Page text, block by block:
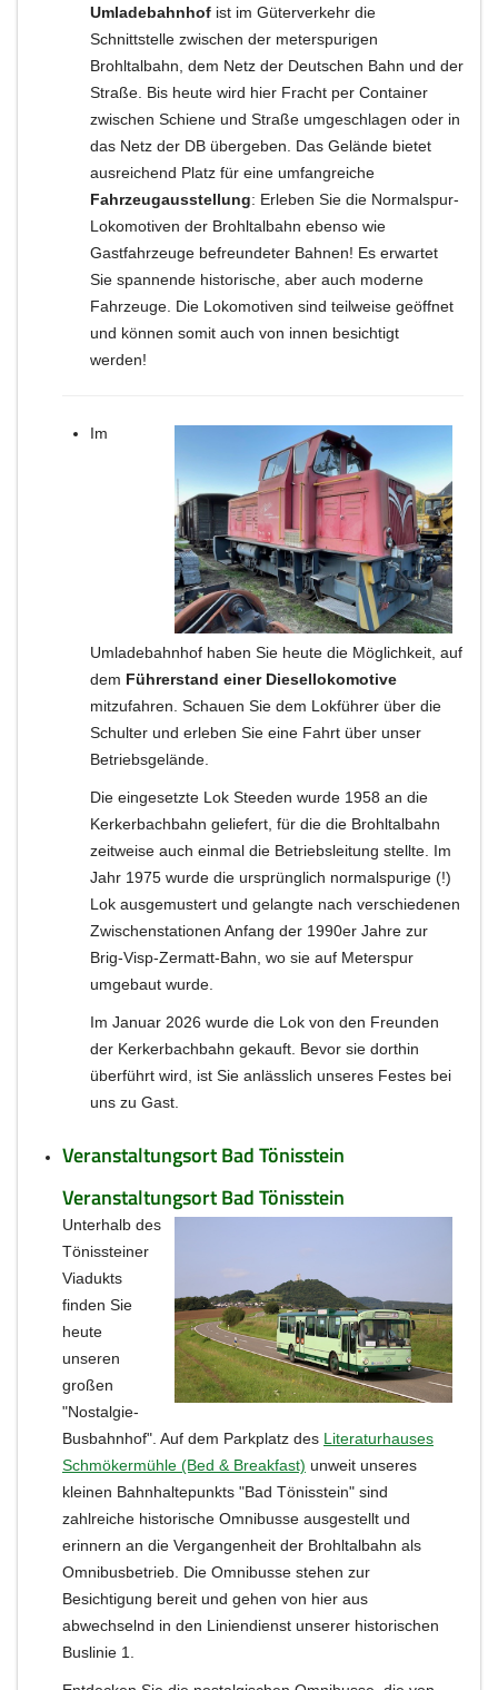
Umladebahnhof ist im Güterverkehr die
Schnittstelle zwischen der meterspurigen
Brohltalbahn, dem Netz der Deutschen Bahn und der
Straße. Bis heute wird hier Fracht per Container
zwischen Schiene und Straße umgeschlagen oder in
das Netz der DB übergeben. Das Gelände bietet
ausreichend Platz für eine umfangreiche
Fahrzeugausstellung: Erleben Sie die Normalspur-
Lokomotiven der Brohltalbahn ebenso wie
Gastfahrzeuge befreundeter Bahnen! Es erwartet
Sie spannende historische, aber auch moderne
Fahrzeuge. Die Lokomotiven sind teilweise geöffnet
und können somit auch von innen besichtigt
werden!
Im
Umladebahnhof haben Sie heute die Möglichkeit, auf
dem Führerstand einer Diesellokomotive
mitzufahren. Schauen Sie dem Lokführer über die
Schulter und erleben Sie eine Fahrt über unser
Betriebsgelände.
Die eingesetzte Lok Steeden wurde 1958 an die
Kerkerbachbahn geliefert, für die die Brohltalbahn
zeitweise auch einmal die Betriebsleitung stellte. Im
Jahr 1975 wurde die ursprünglich normalspurige (!)
Lok ausgemustert und gelangte nach verschiedenen
Zwischenstationen Anfang der 1990er Jahre zur
Brig-Visp-Zermatt-Bahn, wo sie auf Meterspur
umgebaut wurde.
Im Januar 2026 wurde die Lok von den Freunden
der Kerkerbachbahn gekauft. Bevor sie dorthin
überführt wird, ist Sie anlässlich unseres Festes bei
uns zu Gast.
Veranstaltungsort Bad Tönisstein
Veranstaltungsort Bad Tönisstein
Unterhalb des
Tönissteiner
Viadukts
finden Sie
heute
unseren
großen
"Nostalgie-
Busbahnhof". Auf dem Parkplatz des Literaturhauses
Schmökermühle (Bed & Breakfast) unweit unseres
kleinen Bahnhaltepunkts "Bad Tönisstein" sind
zahlreiche historische Omnibusse ausgestellt und
erinnern an die Vergangenheit der Brohltalbahn als
Omnibusbetrieb. Die Omnibusse stehen zur
Besichtigung bereit und gehen von hier aus
abwechselnd in den Liniendienst unserer historischen
Buslinie 1.